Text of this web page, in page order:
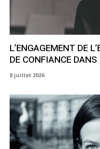
L’ENGAGEMENT DE
DE CONFIANCE
8 juillet 2026